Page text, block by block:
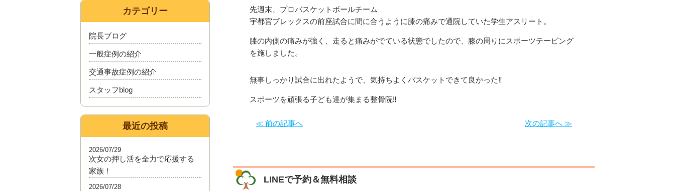
先週末、プロバスケットボールチーム
宇都宮ブレックスの前座試合に間に合うように膝の痛みで通院していた学生アスリート。
膝の内側の痛みが強く、走ると痛みがでている状態でしたので、膝の周りにスポーツテーピング
を施しました。
無事しっかり試合に出れたようで、気持ちよくバスケットできて良かった‼︎
スポーツを頑張る子ども達が集まる整骨院‼︎
≪ 前の記事へ 次の記事へ ≫
LINEで予約＆無料相談
カテゴリー
院長ブログ
一般症例の紹介
交通事故症例の紹介
スタッフblog
最近の投稿
次女の押し活を全力で応援する
家族！
2026/07/29
2026/07/28